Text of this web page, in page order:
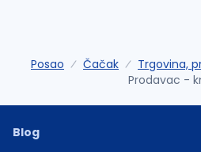
Posao Čačak Trgovina,
Prodavac -
Blog